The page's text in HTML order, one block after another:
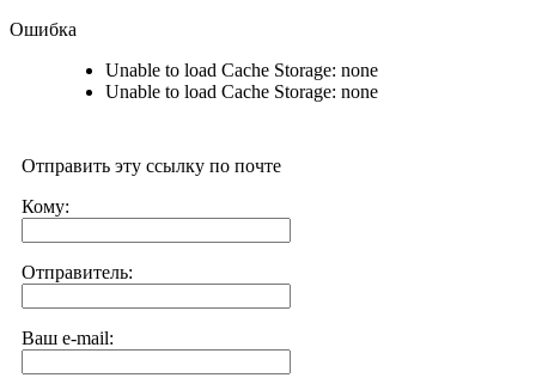
Ошибка
Unable to load Cache Storage: none
Unable to load Cache Storage: none
Отправить эту ссылку по почте
Кому:
Отправитель:
Ваш e-mail: